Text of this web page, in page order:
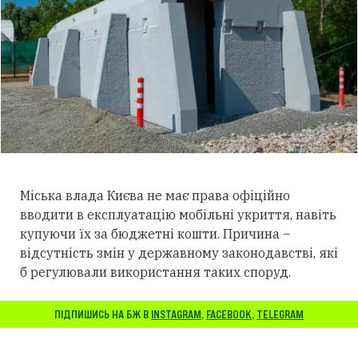
Міська влада Києва не має права офіційно
вводити в експлуатацію мобільні укриття, навіть
купуючи їх за бюджетні кошти. Причина –
відсутність змін у державному законодавстві, які
б регулювали використання таких споруд.
ПІДПИШИСЬ НА БЖ В INSTAGRAM, FACEBOOK, TELEGRAM